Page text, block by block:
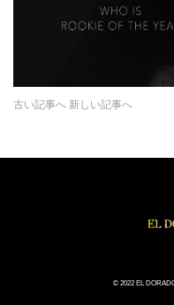
古い記事へ 新しい記事へ
© 2022 EL